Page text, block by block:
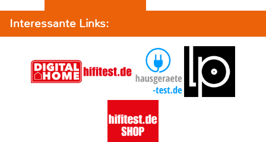
Interessante Links: